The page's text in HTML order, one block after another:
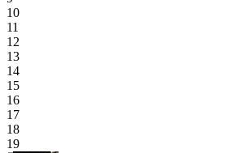
10
11
12
13
14
15
16
17
18
19